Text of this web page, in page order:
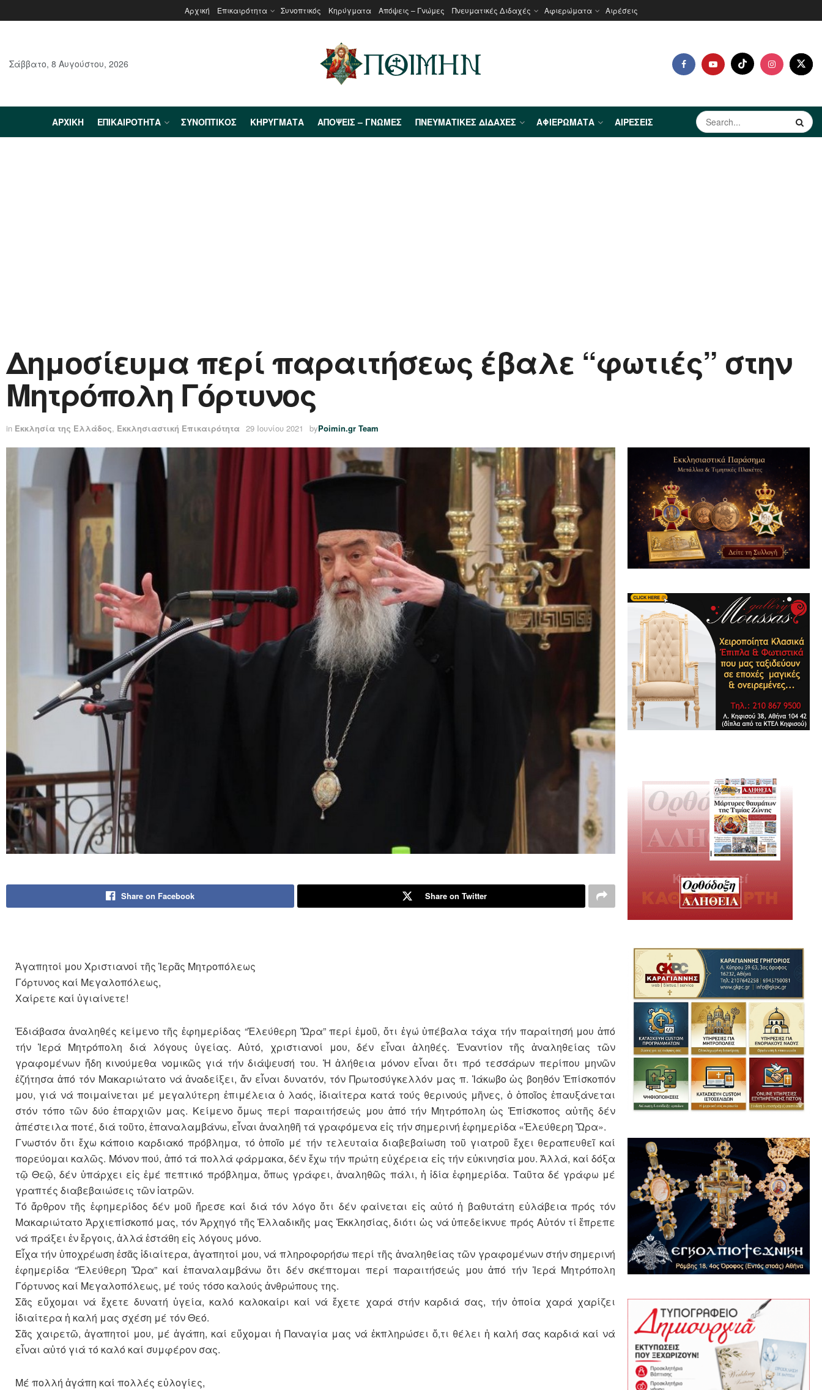
Αρχική Επικαιρότητα Συνοπτικός Κηρύγματα Απόψεις – Γνώμες Πνευματικές Διδαχές Αφιερώματα Αιρέσεις
Σάββατο, 8 Αυγούστου, 2026
ΑΡΧΙΚΉ ΕΠΙΚΑΙΡΌΤΗΤΑ ΣΥΝΟΠΤΙΚΌΣ ΚΗΡΎΓΜΑΤΑ ΑΠΌΨΕΙΣ – ΓΝΏΜΕΣ ΠΝΕΥΜΑΤΙΚΈΣ ΔΙΔΑΧΈΣ ΑΦΙΕΡΏΜΑΤΑ ΑΙΡΈΣΕΙΣ
Δημοσίευμα περί παραιτήσεως έβαλε “φωτιές” στην
Μητρόπολη Γόρτυνος
in Εκκλησία της Ελλάδος, Εκκλησιαστική Επικαιρότητα 29 Ιουνίου 2021 byPoimin.gr Team
Share on Facebook Share on Twitter
Ἀγαπητοί μου Χριστιανοί τῆς Ἱερᾶς Μητροπόλεως
Γόρτυνος καί Μεγαλοπόλεως,
Χαίρετε καί ὑγιαίνετε!
Ἐδιάβασα ἀναληθές κείμενο τῆς ἐφημερίδας “Ἐλεύθερη Ὥρα” περί ἐμοῦ, ὅτι ἐγώ ὑπέβαλα τάχα τήν παραίτησή μου ἀπό
τήν Ἱερά Μητρόπολη διά λόγους ὑγείας. Αὐτό, χριστιανοί μου, δέν εἶναι ἀληθές. Ἐναντίον τῆς ἀναληθείας τῶν
γραφομένων ἤδη κινούμεθα νομικῶς γιά τήν διάψευσή του. Ἡ ἀλήθεια μόνον εἶναι ὅτι πρό τεσσάρων περίπου μηνῶν
ἐζήτησα ἀπό τόν Μακαριώτατο νά ἀναδείξει, ἄν εἶναι δυνατόν, τόν Πρωτοσύγκελλόν μας π. Ἰάκωβο ὡς βοηθόν Ἐπίσκοπόν
μου, γιά νά ποιμαίνεται μέ μεγαλύτερη ἐπιμέλεια ὁ λαός, ἰδιαίτερα κατά τούς θερινούς μῆνες, ὁ ὁποῖος ἐπαυξάνεται
στόν τόπο τῶν δύο ἐπαρχιῶν μας. Κείμενο ὅμως περί παραιτήσεώς μου ἀπό τήν Μητρόπολη ὡς Ἐπίσκοπος αὐτῆς δέν
ἀπέστειλα ποτέ, διά τοῦτο, ἐπαναλαμβάνω, εἶναι ἀναληθῆ τά γραφόμενα εἰς τήν σημερινή ἐφημερίδα «Ἐλεύθερη Ὥρα».
Γνωστόν ὅτι ἔχω κάποιο καρδιακό πρόβλημα, τό ὁποῖο μέ τήν τελευταία διαβεβαίωση τοῦ γιατροῦ ἔχει θεραπευθεῖ καί
πορεύομαι καλῶς. Μόνον πού, ἀπό τά πολλά φάρμακα, δέν ἔχω τήν πρώτη εὐχέρεια εἰς τήν εὐκινησία μου. Ἀλλά, καί δόξα
τῷ Θεῷ, δέν ὑπάρχει εἰς ἐμέ πεπτικό πρόβλημα, ὅπως γράφει, ἀναληθῶς πάλι, ἡ ἰδία ἐφημερίδα. Ταῦτα δέ γράφω μέ
γραπτές διαβεβαιώσεις τῶν ἰατρῶν.
Τό ἄρθρον τῆς ἐφημερίδος δέν μοῦ ἤρεσε καί διά τόν λόγο ὅτι δέν φαίνεται εἰς αὐτό ἡ βαθυτάτη εὐλάβεια πρός τόν
Μακαριώτατο Ἀρχιεπίσκοπό μας, τόν Ἀρχηγό τῆς Ἑλλαδικῆς μας Ἐκκλησίας, διότι ὡς νά ὑπεδείκνυε πρός Αὐτόν τί ἔπρεπε
νά πράξει ἐν ἔργοις, ἀλλά ἐστάθη εἰς λόγους μόνο.
Εἶχα τήν ὑποχρέωση ἐσᾶς ἰδιαίτερα, ἀγαπητοί μου, νά πληροφορήσω περί τῆς ἀναληθείας τῶν γραφομένων στήν σημερινή
ἐφημερίδα “Ἐλεύθερη Ὥρα” καί ἐπαναλαμβάνω ὅτι δέν σκέπτομαι περί παραιτήσεώς μου ἀπό τήν Ἱερά Μητρόπολη
Γόρτυνος καί Μεγαλοπόλεως, μέ τούς τόσο καλούς ἀνθρώπους της.
Σᾶς εὔχομαι νά ἔχετε δυνατή ὑγεία, καλό καλοκαίρι καί νά ἔχετε χαρά στήν καρδιά σας, τήν ὁποία χαρά χαρίζει
ἰδιαίτερα ἡ καλή μας σχέση μέ τόν Θεό.
Σᾶς χαιρετῶ, ἀγαπητοί μου, μέ ἀγάπη, καί εὔχομαι ἡ Παναγία μας νά ἐκπληρώσει ὅ,τι θέλει ἡ καλή σας καρδιά καί νά
εἶναι αὐτό γιά τό καλό καί συμφέρον σας.
Μέ πολλή ἀγάπη καί πολλές εὐλογίες,